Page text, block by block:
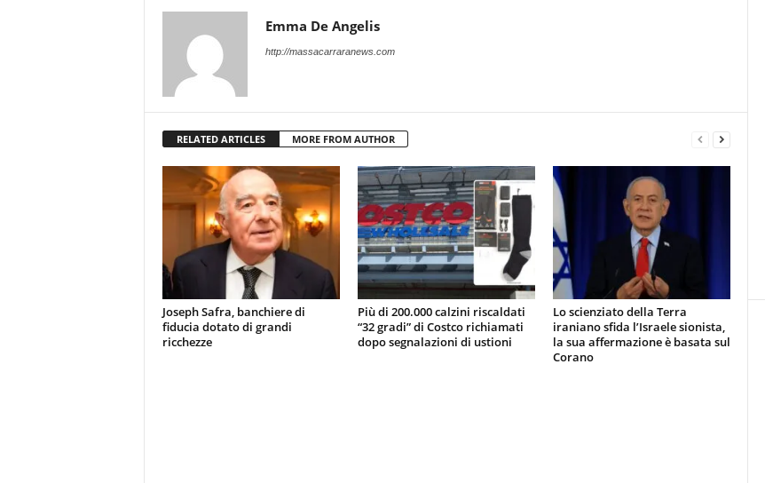
Emma De Angelis
http://massacarraranews.com
RELATED ARTICLES MORE FROM AUTHOR
Joseph Safra, banchiere di
fiducia dotato di grandi
ricchezze
Più di 200.000 calzini riscaldati
“32 gradi” di Costco richiamati
dopo segnalazioni di ustioni
Lo scienziato della Terra
iraniano sfida l’Israele sionista,
la sua affermazione è basata sul
Corano